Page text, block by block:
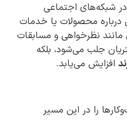
شبکه‌های اجتماعی
درباره محصولات یا خدمات
مانند نظرخواهی و مسابقات
جلب می‌شود، بلکه
افزایش می‌یابد.
را در این مسیر